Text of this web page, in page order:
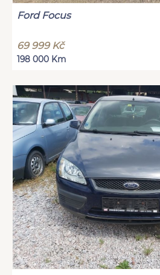
Ford Focus
69 999 Kč
198 000 Km